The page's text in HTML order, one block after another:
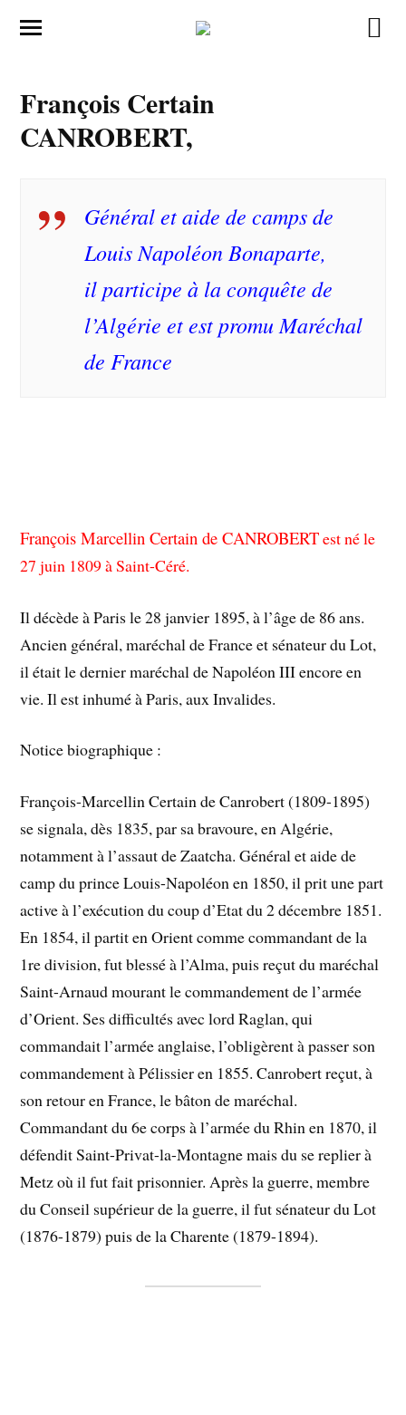
François Certain
CANROBERT,
Général et aide de camps de
Louis Napoléon Bonaparte,
il participe à la conquête de
l’Algérie et est promu Maréchal
de France
François Marcellin Certain de CANROBERTest né le
27 juin 1809 à Saint-Céré.
Il décède à Paris le 28 janvier 1895, à l’âge de 86 ans.
Ancien général, maréchal de France et sénateur du Lot,
il était le dernier maréchal de Napoléon III encore en
vie. Il est inhumé à Paris, aux Invalides.
Notice biographique :
François-Marcellin Certain de Canrobert (1809-1895)
se signala, dès 1835, par sa bravoure, en Algérie,
notamment à l’assaut de Zaatcha. Général et aide de
camp du prince Louis-Napoléon en 1850, il prit une part
active à l’exécution du coup d’Etat du 2 décembre 1851.
En 1854, il partit en Orient comme commandant de la
1re division, fut blessé à l’Alma, puis reçut du maréchal
Saint-Arnaud mourant le commandement de l’armée
d’Orient. Ses difficultés avec lord Raglan, qui
commandait l’armée anglaise, l’obligèrent à passer son
commandement à Pélissier en 1855. Canrobert reçut, à
son retour en France, le bâton de maréchal.
Commandant du 6e corps à l’armée du Rhin en 1870, il
défendit Saint-Privat-la-Montagne mais du se replier à
Metz où il fut fait prisonnier. Après la guerre, membre
du Conseil supérieur de la guerre, il fut sénateur du Lot
(1876-1879) puis de la Charente (1879-1894).